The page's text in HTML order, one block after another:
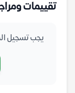
تقييمات
يجب تسجيل